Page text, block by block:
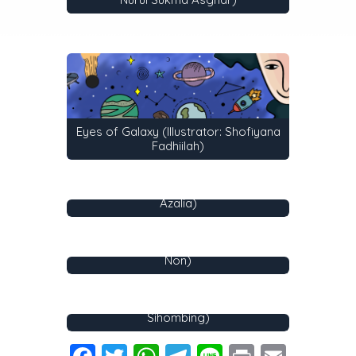
Eyes of Galaxy (Illustrator: Shofiyana
Fadhiilah)
Azalia)
Non)
Sihombing)